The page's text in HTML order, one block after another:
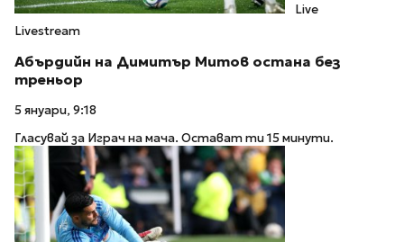
Live
Livestream
Абърдийн на Димитър Митов остана без
треньор
5 януари, 9:18
Гласувай за Играч на мача. Остават ти 15 минути.